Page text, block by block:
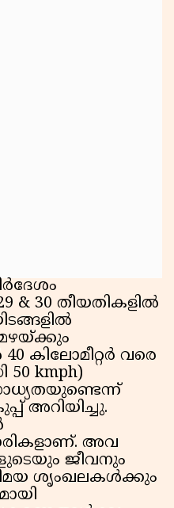
& 30 തീയതികളില്‍
കിലോമീറ്റര്‍ വരെ
kmph)
അറിയിച്ചു.
അവ
ജീവനും
ശൃംഖലകള്‍ക്കും